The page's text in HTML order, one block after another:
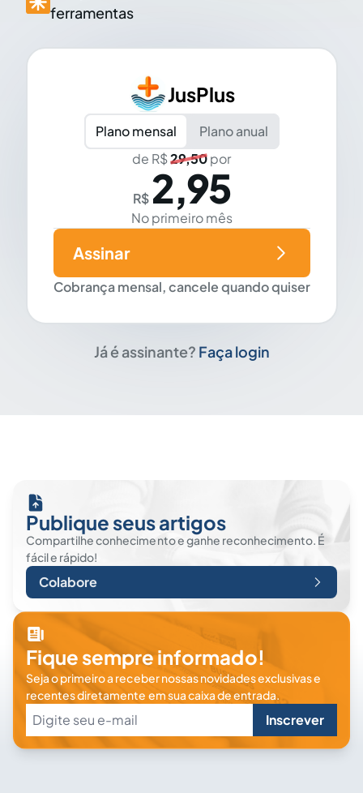
ferramentas
JusPlus
Plano mensal
Plano anual
de R$29,50por
R$ 2,95
No primeiro mês
Cobrança mensal, cancele quando quiser
Assinar
Já é assinante? Faça login
Publique seus artigos
Compartilhe conhecimento e ganhe reconhecimento. É
fácil e rápido!
Colabore
Fique sempre informado!
Seja o primeiro a receber nossas novidades exclusivas e
recentes diretamente em sua caixa de entrada.
Inscrever